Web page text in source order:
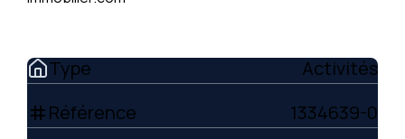
Type Activités
tag Référence 1334639-0